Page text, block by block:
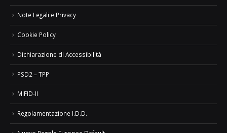
Note Legali e Privacy
Cookie Policy
Dichiarazione di Accessibilità
PSD2 – TPP
MIFID-II
Regolamentazione I.D.D.